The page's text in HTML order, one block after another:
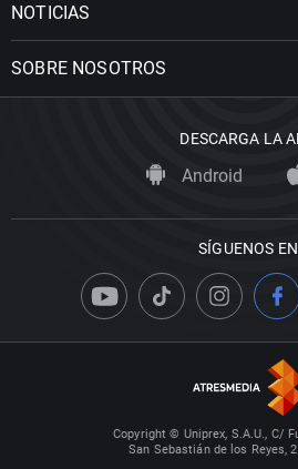
NOTICIAS
SOBRE NOSOTROS
DESCARGA LA
Android
SÍGUENOS EN
Copyright © Uniprex, S.A.U., C/
San Sebastián de los Reyes,